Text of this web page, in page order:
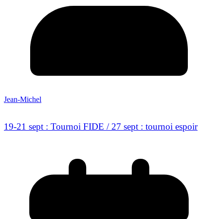
Jean-Michel
19-21 sept : Tournoi FIDE / 27 sept : tournoi espoir